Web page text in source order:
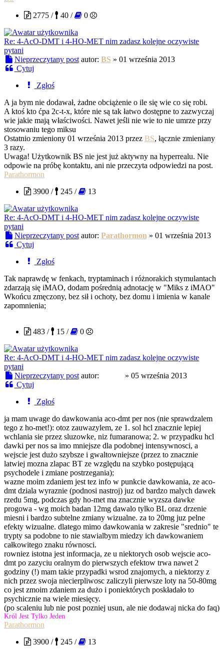
2775 /
40 / 0
Re: 4-AcO-DMT i 4-HO-MET nim zadasz kolejne oczywiste
pytani
Nieprzeczytany post autor: BS » 01 września 2013
Cytuj
Zgłoś
A ja bym nie dodawał, żadne obciążenie o ile się wie co się robi.
A ktoś kto ćpa 2c-t-x, które nie są tak łatwo dostępne to zazwyczaj
wie jakie mają właściwości. Nawet jeśli nie wie to nie umrze przy
stosowaniu tego miksu
Ostatnio zmieniony 01 września 2013 przez BS, łącznie zmieniany
3 razy.
Uwaga! Użytkownik BS nie jest już aktywny na hyperrealu. Nie
odpowie na próbę kontaktu, ani nie przeczyta odpowiedzi na post.
Parathormon
3900 /
245 / 13
Re: 4-AcO-DMT i 4-HO-MET nim zadasz kolejne oczywiste
pytani
Nieprzeczytany post autor: Parathormon » 01 września 2013
Cytuj
Zgłoś
Tak naprawdę w fenkach, tryptaminach i różnorakich stymulantach
zdarzają się iMAO, dodam pośrednią adnotację w "Miks z iMAO"
Wkońcu zmęczony, bez sił i ochoty, bez domu i imienia w kanale
zapomnienia;
483 /
15 / 0
Re: 4-AcO-DMT i 4-HO-MET nim zadasz kolejne oczywiste
pytani
Nieprzeczytany post autor: » 05 września 2013
Cytuj
Zgłoś
ja mam uwage do dawkowania aco-dmt per nos (nie sprawdzalem
tego z ho-met!): otoz zauwazylem, ze 1. sol hcl znacznie lepiej
wchlania sie przez sluzowke, niz fumaranowa; 2. w przypadku hcl
dawki per nos sa imo mniejsze dla podobnej intensywnosci, a
wejscie jest dużo szybsze i gwaltowniejsze (przez to znacznie
latwiej mozna zlapac BT ze względu na szybko postępującą
psychodele i zmiane postrzegania);
wazne moim zdaniem jest tez info w punkcie dawkowania, ze aco-
dmt dziala wyraznie (podnosi nastroj) juz od bardzo malych dawek
rzedu 5mg, podczas gdy ho-met ma znacznie wyzsza dawke
progowa - wg moich badan 12mg dawalo tylko BL oraz drzenie
miesni i bardzo subtelne zmiany wizualne. za to 20mg juz pelne
efekty wizualne. dlatego mimo dawkowania w zakresie "srednio" te
trypty sa podobne to nie stawialbym miedzy ich dawkowaniem
całkowitego znaku równosci.
rowniez istotna jest informacja, ze u niektorych osob wejscie aco-
dmt po zazyciu oralnym do pierwszych efektow trwa nawet 2
godziny (!) mam takie przypadki wsrod znajomych, a niektorzy z
nich przez swoja niecierpliwosc zaliczyli pierwsze loty na 50-80mg
co jest zmoim zdaniem za dużo i poniektórych poskładało to
psychicznie na wiele miesięcy.
(po scaleniu lub nie post pozniej usun, ale nie dodawaj nicka do faq)
Król Jest Tylko Jeden
Parathormon
3900 /
245 / 13